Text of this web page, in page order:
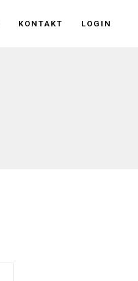
KONTAKT LOGIN